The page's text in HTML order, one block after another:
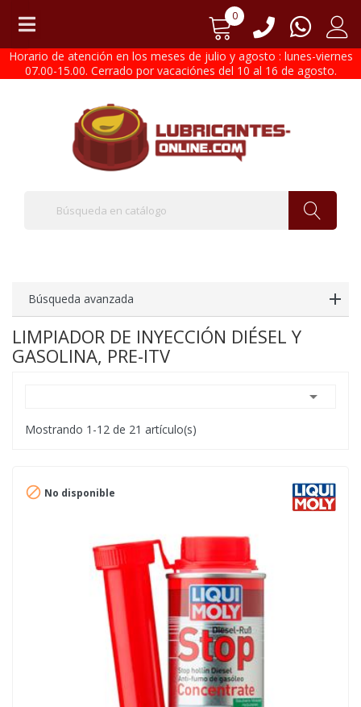
0
Horario de atención en los meses de julio y agosto : lunes-viernes
07.00-15.00. Cerrado por vacaciónes del 10 al 16 de agosto.
Búsqueda avanzada
LIMPIADOR DE INYECCIÓN DIÉSEL Y
GASOLINA, PRE-ITV

Mostrando 1-12 de 21 artículo(s)
 No disponible